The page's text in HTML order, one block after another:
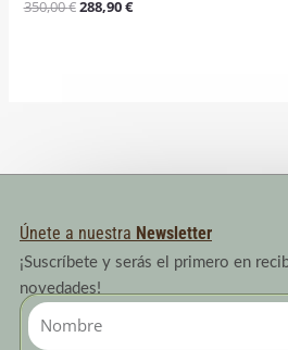
Valorado
350,00€ 288,90€
Únete a nuestra Newsletter
¡Suscríbete y serás el primero en
novedades!
Nombre